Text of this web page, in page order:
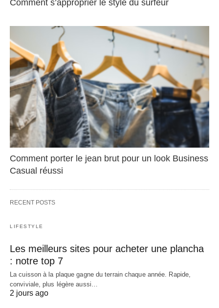
Comment s’approprier le style du surfeur
Comment porter le jean brut pour un look Business
Casual réussi
RECENT POSTS
LIFESTYLE
Les meilleurs sites pour acheter une plancha
: notre top 7
La cuisson à la plaque gagne du terrain chaque année. Rapide,
conviviale, plus légère aussi…
2 jours ago